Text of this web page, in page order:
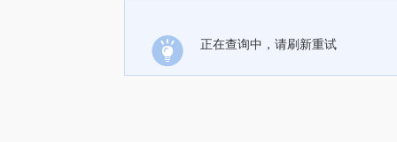
正在查询中，请刷新重试